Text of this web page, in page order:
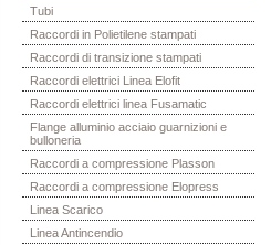
Tubi
Raccordi in Polietilene stampati
Raccordi di transizione stampati
Raccordi elettrici Linea Elofit
Raccordi elettrici linea Fusamatic
Flange alluminio acciaio guarnizioni e
bulloneria
Raccordi a compressione Plasson
Raccordi a compressione Elopress
Linea Scarico
Linea Antincendio